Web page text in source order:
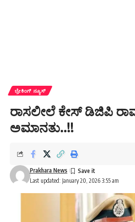
ಬ್ರೇಕಿಂಗ್ ನ್ಯೂಸ್
ರಾಸಲೀಲೆ ಕೇಸ್ ಡಿಜಿಪಿ
ಅಮಾನತು..!!
Last updated: January 20, 2026 3:55 am
Prakhara News